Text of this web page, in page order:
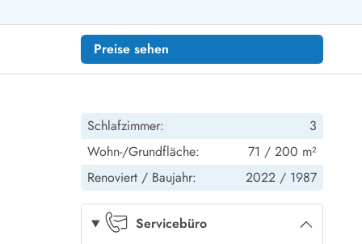
Preise sehen
Schlafzimmer:
3
Wohn-/Grundfläche:
71 / 200 m²
Renoviert / Baujahr: 2022 / 1987
Servicebüro